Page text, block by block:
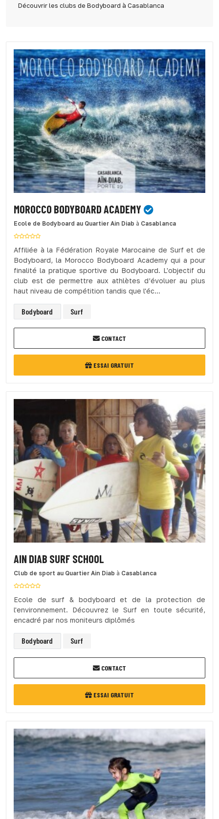
Découvrir les clubs de Bodyboard à Casablanca
MOROCCO BODYBOARD ACADEMY
Ecole de Bodyboard au Quartier Ain Diab à Casablanca
Affiliée à la Fédération Royale Marocaine de Surf et de
Bodyboard, la Morocco Bodyboard Academy qui a pour
finalité la pratique sportive du Bodyboard. L'objectif du
club est de permettre aux athlètes d’évoluer au plus
haut niveau de compétition tandis que l'éc...
Bodyboard Surf
CONTACT
ESSAI GRATUIT
AIN DIAB SURF SCHOOL
Club de sport au Quartier Ain Diab à Casablanca
Ecole de surf & bodyboard et de la protection de
l'environnement. Découvrez le Surf en toute sécurité,
encadré par nos moniteurs diplômés
Bodyboard Surf
CONTACT
ESSAI GRATUIT